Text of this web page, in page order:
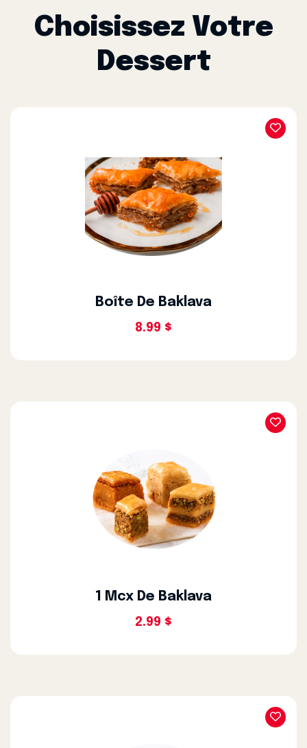
Choisissez Votre
Dessert
Boîte De Baklava
8.99 $
1 Mcx De Baklava
2.99 $